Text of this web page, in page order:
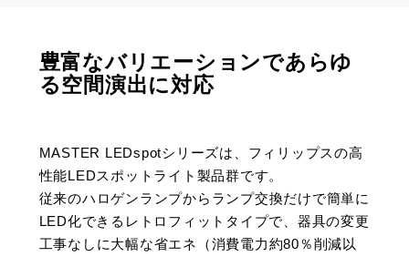
豊富なバリエーションであらゆ
る空間演出に対応
MASTER LEDspotシリーズは、フィリップスの高
性能LEDスポットライト製品群です。
従来のハロゲンランプからランプ交換だけで簡単に
LED化できるレトロフィットタイプで、器具の変更
工事なしに大幅な省エネ（消費電力約80％削減以